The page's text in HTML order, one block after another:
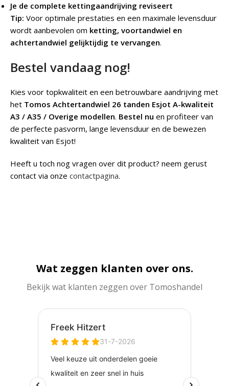
Je de complete kettingaandrijving reviseert
Tip: Voor optimale prestaties en een maximale levensduur
wordt aanbevolen om ketting, voortandwiel en
achtertandwiel gelijktijdig te vervangen.
Bestel vandaag nog!
Kies voor topkwaliteit en een betrouwbare aandrijving met
het Tomos Achtertandwiel 26 tanden Esjot A-kwaliteit
A3 / A35 / Overige modellen. Bestel nu en profiteer van
de perfecte pasvorm, lange levensduur en de bewezen
kwaliteit van Esjot!
Heeft u toch nog vragen over dit product? neem gerust
contact via onze contactpagina.
Wat zeggen klanten over ons.
Bekijk wat klanten zeggen over Tomoshandel